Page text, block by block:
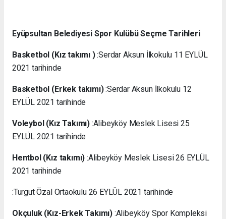
Eyüpsultan Belediyesi Spor Kulübü Seçme Tarihleri
Basketbol (Kız takımı ):Serdar Aksun İlkokulu 11 EYLÜL
2021 tarihinde
Basketbol (Erkek takımı):Serdar Aksun İlkokulu 12
EYLÜL 2021 tarihinde
Voleybol (Kız Takımı) :Alibeyköy Meslek Lisesi 25
EYLÜL 2021 tarihinde
Hentbol (Kız takımı) :Alibeyköy Meslek Lisesi 26 EYLÜL
2021 tarihinde
:Turgut Özal Ortaokulu 26 EYLÜL 2021 tarihinde
Okçuluk (Kız-Erkek Takımı) :Alibeyköy Spor Kompleksi